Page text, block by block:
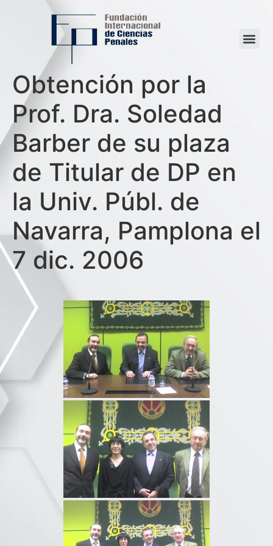
Obtención por la
Prof. Dra. Soledad
Barber de su plaza
de Titular de DP en
la Univ. Públ. de
Navarra, Pamplona el
7 dic. 2006